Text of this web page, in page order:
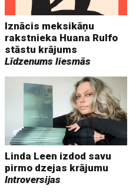
Iznācis meksikāņu
rakstnieka Huana Rulfo
stāstu krājums
Līdzenums liesmās
Linda Leen izdod savu
pirmo dzejas krājumu
Introversijas